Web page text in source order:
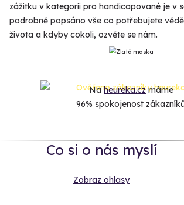
zážitku v kategorii pro handicapované je v
podrobně popsáno vše co potřebujete
života a kdyby cokoli, ozvěte se nám.
Naheureka.czmáme
96% spokojenost
Co si o nás myslí
Zobraz ohlasy